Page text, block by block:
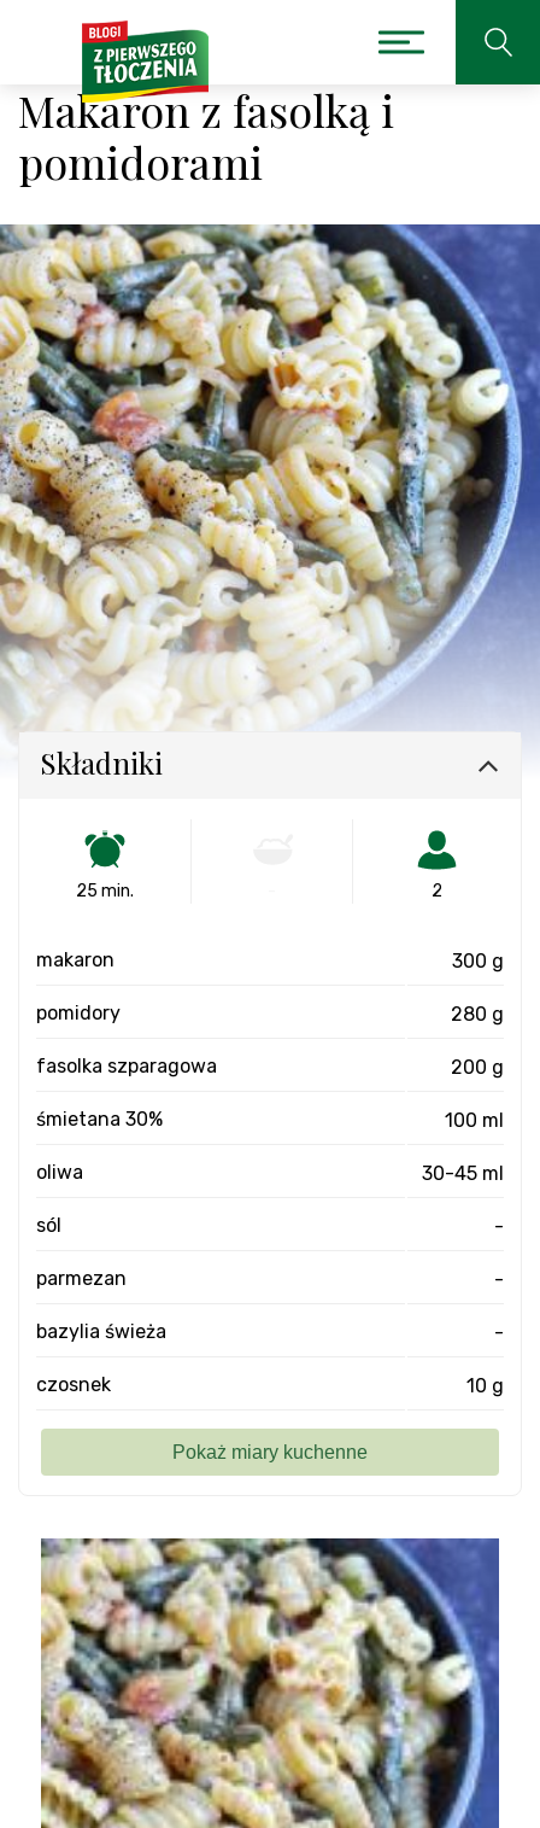
Makaron z fasolką i
pomidorami
Składniki
25 min. 2
makaron 300 g
pomidory 280 g
fasolka szparagowa 200 g
śmietana 30% 100 ml
oliwa 30-45 ml
sól -
parmezan -
bazylia świeża -
czosnek 10 g